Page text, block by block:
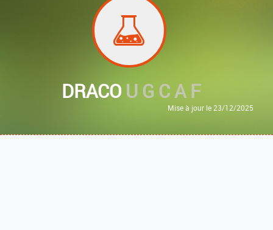
DRACO U G C A F
Mise à jour le 23/12/2025